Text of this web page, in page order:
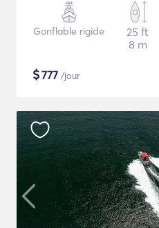
Gonflable rigide
25 ft
8 m
$777 /jour